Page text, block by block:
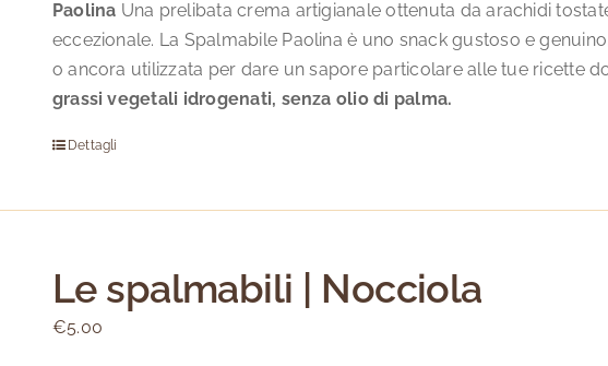
Paolina Una prelibata crema artigianale ottenuta da arachidi
eccezionale. La Spalmabile Paolina è uno snack gustoso e
o ancora utilizzata per dare un sapore particolare alle tue ricette
grassi vegetali idrogenati, senza olio di palma.
Dettagli
Le spalmabili | Nocciola
€5.00